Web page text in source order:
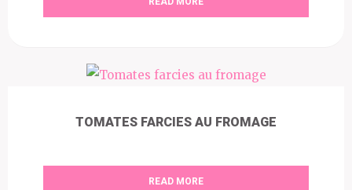
TOMATES FARCIES AU FROMAGE
READ MORE